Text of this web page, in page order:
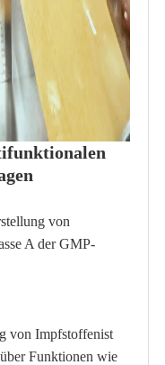
von
A der GMP-
von Impfstoffenist
Funktionen wie